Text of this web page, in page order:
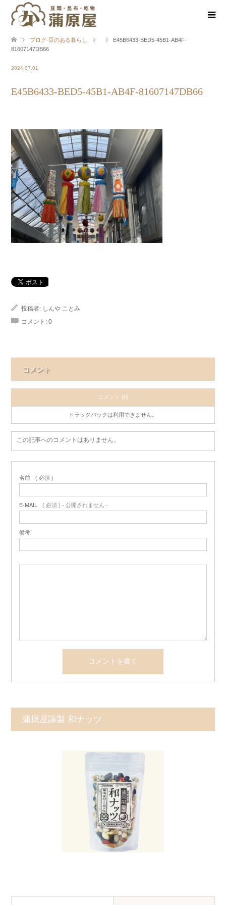
ブログ-豆のある暮らし
E45B6433-BED5-45B1-AB4F-
81607147DB66
2024.07.01
E45B6433-BED5-45B1-AB4F-81607147DB66
投稿者: しんや ことみ
コメント: 0
コメント
コメント (0)
トラックバックは利用できません。
この記事へのコメントはありません。
名前 ( 必須 )
E-MAIL ( 必須 ) - 公開されません -
備考
蒲原屋謹製 和ナッツ